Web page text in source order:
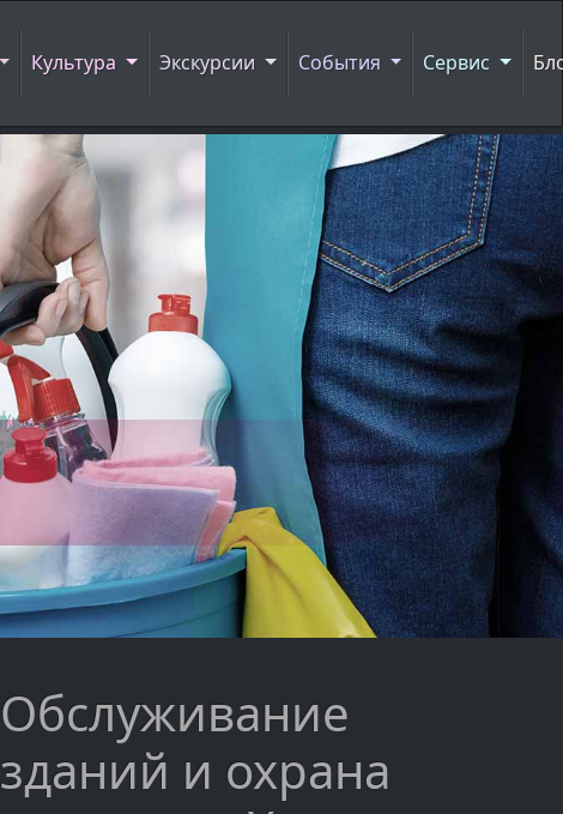
Культура Экскурсии События Сервис
Обслуживание
зданий и охрана